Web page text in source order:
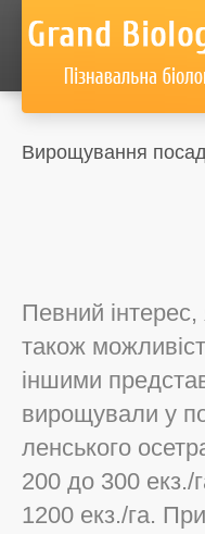
Вирощування
Певний інтерес,
також
іншими
вирощували у
ленського
200 до 300 екз./
1200 екз./га.